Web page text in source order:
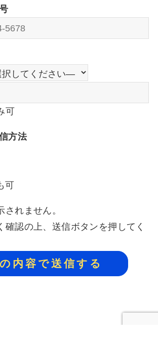
可
方法
可
れません。
確認の上、送信ボタンを押してく